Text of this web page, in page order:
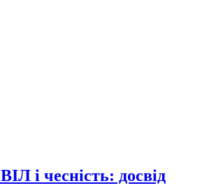
і чесність: досвід